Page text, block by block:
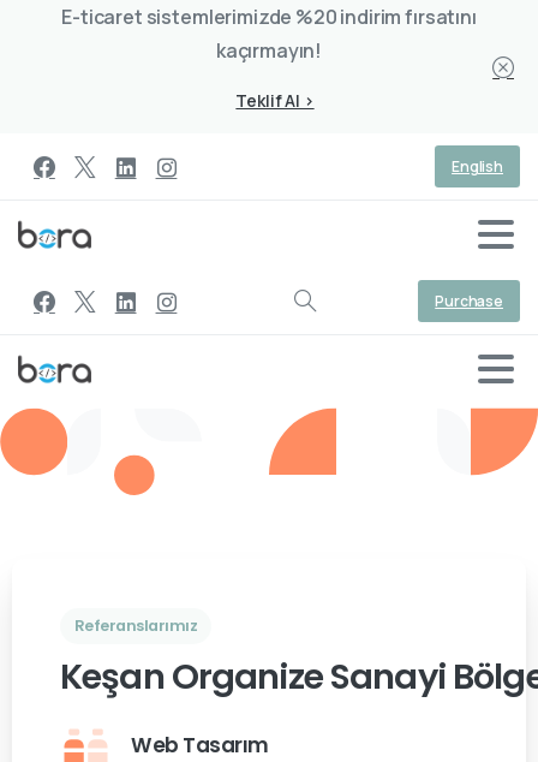
E-ticaret sistemlerimizde %20 indirim fırsatını
kaçırmayın!
Teklif Al >
English
Purchase
Referanslarımız
Keşan Organize Sanayi
Web Tasarım